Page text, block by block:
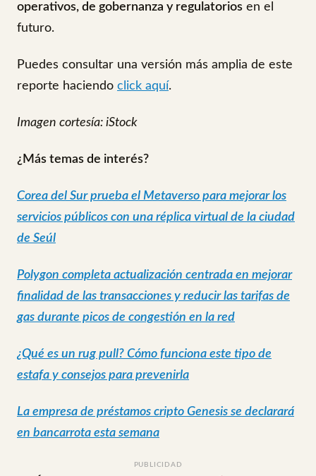
operativos, de gobernanza y regulatorios en el
futuro.
Puedes consultar una versión más amplia de este
reporte haciendo click aquí.
Imagen cortesía: iStock
¿Más temas de interés?
Corea del Sur prueba el Metaverso para mejorar los
servicios públicos con una réplica virtual de la ciudad
de Seúl
Polygon completa actualización centrada en mejorar
finalidad de las transacciones y reducir las tarifas de
gas durante picos de congestión en la red
¿Qué es un rug pull? Cómo funciona este tipo de
estafa y consejos para prevenirla
La empresa de préstamos cripto Genesis se declarará
en bancarrota esta semana
PUBLICIDAD